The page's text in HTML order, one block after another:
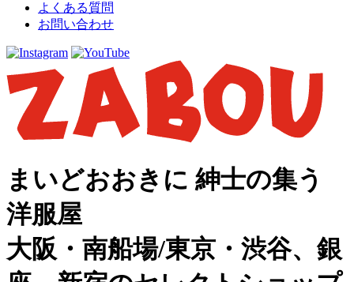
よくある質問
お問い合わせ
まいどおおきに 紳士の集う
洋服屋
大阪・南船場/東京・渋谷、銀